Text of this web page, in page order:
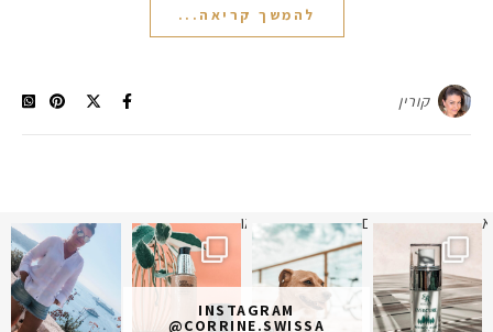
להמשך קריאה...
קורין
INSTAGRAM
@CORRINE.SWISSA
תמונה כבר חודשיים
איזו אהבתם יותר? הראשונה או